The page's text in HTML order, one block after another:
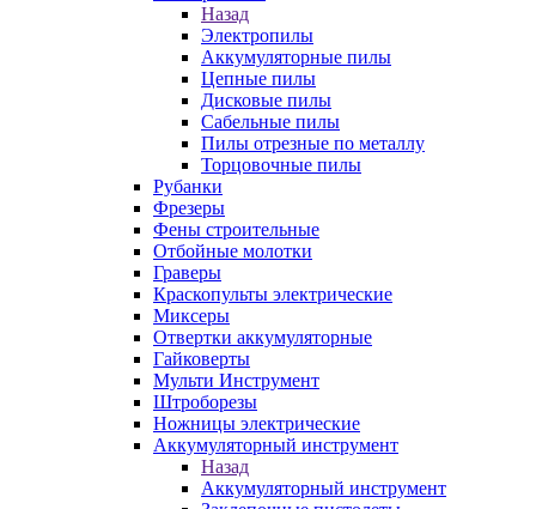
Назад
Электропилы
Аккумуляторные пилы
Цепные пилы
Дисковые пилы
Сабельные пилы
Пилы отрезные по металлу
Торцовочные пилы
Рубанки
Фрезеры
Фены строительные
Отбойные молотки
Граверы
Краскопульты электрические
Миксеры
Отвертки аккумуляторные
Гайковерты
Мульти Инструмент
Штроборезы
Ножницы электрические
Аккумуляторный инструмент
Назад
Аккумуляторный инструмент